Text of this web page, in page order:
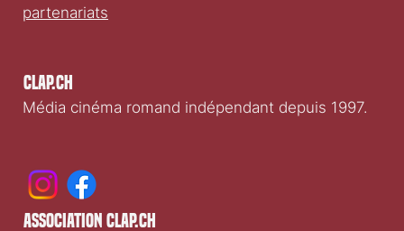
Clap.ch
Média cinéma romand indépendant depuis 1997.
partenariats
association clap.ch